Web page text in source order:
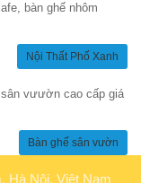
bàn ghế nhôm
Nội Thất Phố Xanh
sân vưườn cao cấp giá
Bàn ghế sân vườn
Hà Nội, Việt Nam